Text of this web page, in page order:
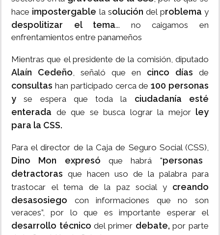
hace impostergable la solución del problema y
despolitizar el tema... no caigamos en
enfrentamientos entre panameños
Mientras que el presidente de la comisión, diputado
Alaín Cedeño, señaló que en cinco días de
consultas han participado cerca de100 personas
y se espera que toda la ciudadanía esté
enterada de que se busca lograr la mejor ley
para la CSS.
Para el director de la Caja de Seguro Social (CSS),
Dino Mon expresó que habrá "personas
detractoras que hacen uso de la palabra para
trastocar el tema de la paz social y creando
desasosiego con informaciones que no son
veraces”, por lo que es importante esperar el
desarrollo técnico del primer debate, por parte